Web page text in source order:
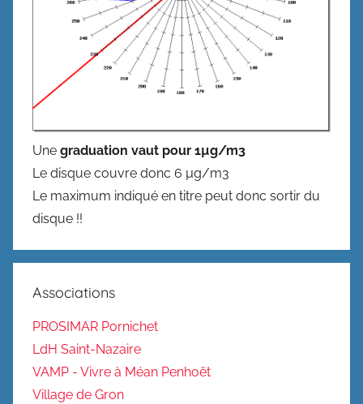
Une graduation vaut pour 1µg/m3
Le disque couvre donc 6 µg/m3
Le maximum indiqué en titre peut donc sortir du
disque !!
Associations
PROSIMAR Pornichet
LdH Saint-Nazaire
VAMP - Vivre à Méan Penhoët
Village de Gron